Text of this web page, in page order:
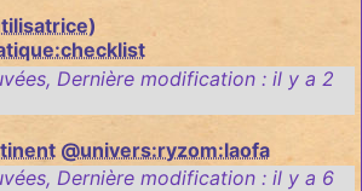
, Dernière modification : il y a 2
@univers:ryzom:laofa
, Dernière modification : il y a 6